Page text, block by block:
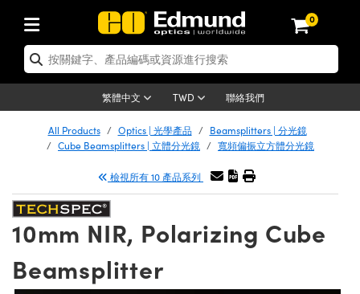
0
繁體中文 TWD 聯絡我們
| 光學產品
| 反射鏡
| 光學濾光片
Optics | 偏振光學元件
| 分光鏡
Optics | 雷射光學
| 雷射透鏡
| 雷射濾光片
| 超快光學
器
| 光機組件
System | 光學籠式系統
| 臺式系統
and Breadboards | 光學平臺和
| 電動平臺
| 顯微鏡
| Mitutoyo 物鏡
| Nikon 物鏡
| ZEISS 物鏡
Microscopes
| 雷射
and Electronics | 雷射量
| 雷射用光機模組
Lenses | 成像鏡頭
Lenses | 定焦鏡頭
| 遠心鏡頭
Magnification Lenses
| 顯微鏡物鏡
| 相機
Cameras | Gigabit乙太網相
Cameras | Teledyne Dalsa 相
Microscopy Cameras
and Illumination | 照明
Lighting | 機器視覺光源
|顯微鏡照明
| 雷射光源
| 其他光源
Accessories | 光源配件
Targets | 測試板
Targets | 解析度測試板
Targets | 畸變測試版
Level Test Targets | 色卡測試板
and Detection | 測試與監測
| 光學度量
Solutions | 機器視覺方案
and Electronics | 雷射量
測器
大器
and Production | 實驗室和生產
| 清潔用品
Handling Tools | 零件夾持用品
| 光學膠
Products | Acktar 黑色吸光
用選購
| 光譜儀
Imaging
By Brand
Products | 新品專區
Lenses
| 清倉品
| 清倉光學產品
| 清倉顯微鏡
Lenses | 清倉成像鏡頭
Products | 重新認證產品
| 重新認證光學產品
| 重新認證光機組
| 重新認證雷射
| 重新認證顯微鏡
Lenses | 重新認證成像鏡
All Products Optics | 光學產品
Beamsplitters | 分光鏡
Cube Beamsplitters | 立體分光鏡
寬頻偏振立方體分光鏡
檢視所有 10 產品系列
10mm NIR, Polarizing Cube
Beamsplitter